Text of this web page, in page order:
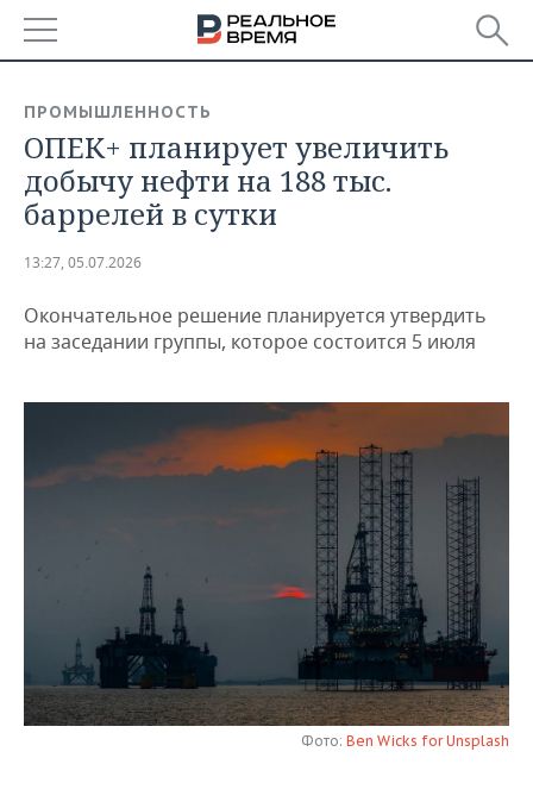
БАШКОРТОСТАН
ТАТАРСТАН
НОВОСТИ
АНАЛИТИКА
ДЕКЛАРАЦИИ О ДОХОДАХ
КОРОЛИ ГОСЗАКАЗА ПФО
КОМУ ПРИНАДЛЕЖАТ
ТОРГОВЫЕ ЦЕНТРЫ
НОВОСТИ ЭКОНОМИКИ
ФИНАНСЫ
БЮДЖЕТ
ПРОМЫШЛЕННОСТЬ
НОВОСТИ
МАШИНОСТРОЕНИЕ
ЭНЕРГЕТИКА
НЕДВИЖИМОСТЬ
НОВОСТИ НЕДВИЖИМОСТИ
НОВОСТИ АВТО
БИЗНЕС
РОЗНИЧНАЯ ТОРГОВЛЯ
ТРАНСПОРТ
УСЛУГИ
НОВОСТИ ТЕХНОЛОГИЙ
МЕДИА
МЕРОПРИЯТИЯ
НОВОСТИ МЕРОПРИЯТИЙ
ВЫЕЗДНАЯ РЕДАКЦИЯ
СПОРТ
НОВОСТИ СПОРТА
ОБЩЕСТВО
ПРОМЫШЛЕННОСТЬ
ОПЕК+ планирует увеличить
добычу нефти на 188 тыс.
баррелей в сутки
13:27, 05.07.2026
Окончательное решение планируется утвердить
на заседании группы, которое состоится 5 июля
Фото: Ben Wicks for Unsplash